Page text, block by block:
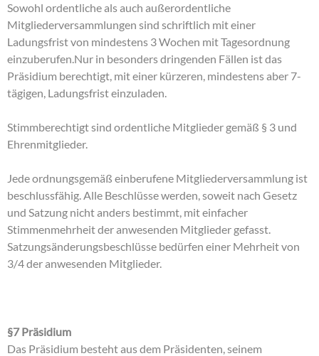
Sowohl ordentliche als auch außerordentliche
Mitgliederversammlungen sind schriftlich mit einer
Ladungsfrist von mindestens 3 Wochen mit Tagesordnung
einzuberufen.Nur in besonders dringenden Fällen ist das
Präsidium berechtigt, mit einer kürzeren, mindestens aber 7-
tägigen, Ladungsfrist einzuladen.
Stimmberechtigt sind ordentliche Mitglieder gemäß § 3 und
Ehrenmitglieder.
Jede ordnungsgemäß einberufene Mitgliederversammlung ist
beschlussfähig. Alle Beschlüsse werden, soweit nach Gesetz
und Satzung nicht anders bestimmt, mit einfacher
Stimmenmehrheit der anwesenden Mitglieder gefasst.
Satzungsänderungsbeschlüsse bedürfen einer Mehrheit von
3/4 der anwesenden Mitglieder.
§7 Präsidium
Das Präsidium besteht aus dem Präsidenten, seinem